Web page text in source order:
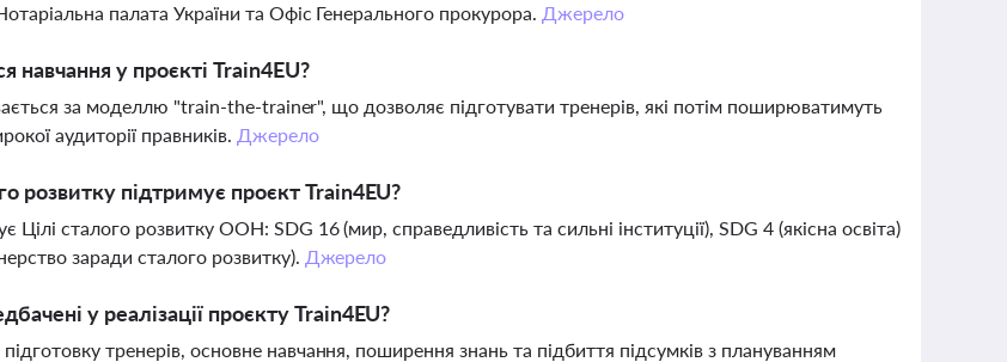
палата України та Офіс Генерального прокурора. Джерело
навчання у проєкті Train4EU?
за моделлю "train-the-trainer", що дозволяє підготувати тренерів, які потім поширюватимуть
аудиторії правників. Джерело
розвитку підтримує проєкт Train4EU?
Цілі сталого розвитку ООН: SDG 16 (мир, справедливість та сильні інституції), SDG 4 (якісна освіта)
заради сталого розвитку). Джерело
у реалізації проєкту Train4EU?
тренерів, основне навчання, поширення знань та підбиття підсумків з плануванням